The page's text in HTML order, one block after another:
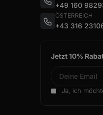
+49 160
ÖSTERREICH
+43 316
Jetzt 10%
Ja, ich